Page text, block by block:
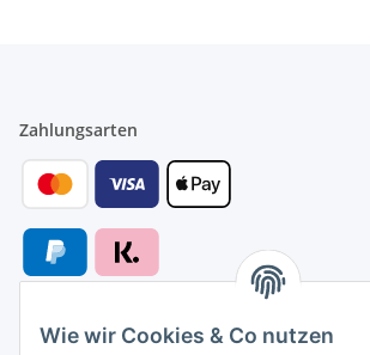
Zahlungsarten
Versandarten
Wie wir Cookies & Co nutzen